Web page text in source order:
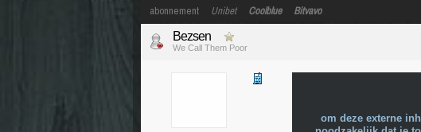
abonnement Unibet Coolblue Bitvavo
Bezsen
We Call Them Poor
om deze externe